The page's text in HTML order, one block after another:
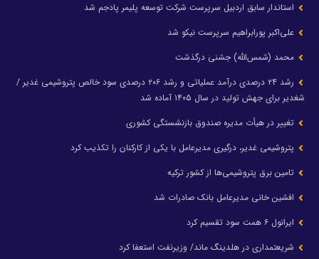
استاندار سابق اردبیل سرپرست شرکت توسعه پلیمر پادجم شد
علی‌اکبر پورابراهیم سرپرست نیکو شد
محمد (شمس‌الله) جشنی درگذشت
رشد ۲۴ درصدی درآمد عملیاتی و رشد ۲۰۶ درصدی سود خالص پتروشیمی غدیر /
شغدیر برای جهش تولید در سال ۱۴۰۵ آماده شد
تغییر در هیأت مدیره صندوق بازنشستگی کشوری
پتروشیمی غدیر، درگیری مدیرعامل با یکی از کارکنان را تکذیب کرد
تامین برق پتروشیمی‌ها از کشور ترکیه
افشین خانی مدیرعامل بانک صادرات شد
ایرانول ۶ همت سود تقسیم کرد
شریعتمداری در هلدینگ ماند/ وزیرنفت استعفا کرد